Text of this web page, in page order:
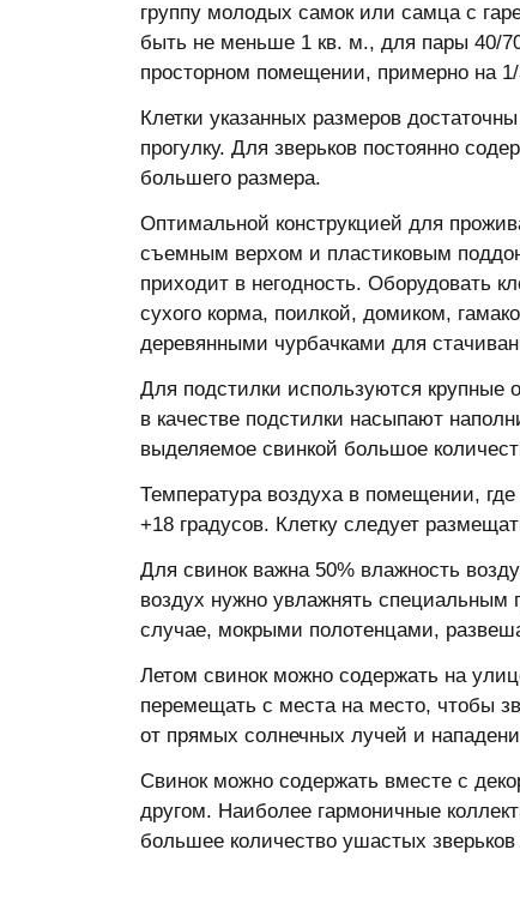
группу молодых самок или самца с
быть не меньше 1 кв. м., для пары 40/
просторном помещении, примерно на
Клетки указанных размеров
прогулку. Для зверьков постоянно
большего размера.
Оптимальной конструкцией для
съемным верхом и пластиковым
приходит в негодность. Оборудовать
сухого корма, поилкой, домиком,
деревянными чурбачками для
Для подстилки используются крупные
в качестве подстилки насыпают
выделяемое свинкой большое
Температура воздуха в помещении,
+18 градусов. Клетку следует
Для свинок важна 50% влажность
воздух нужно увлажнять
случае, мокрыми полотенцами,
Летом свинок можно содержать на
перемещать с места на место, чтобы
от прямых солнечных лучей и
Свинок можно содержать вместе с
другом. Наиболее гармоничные
большее количество ушастых